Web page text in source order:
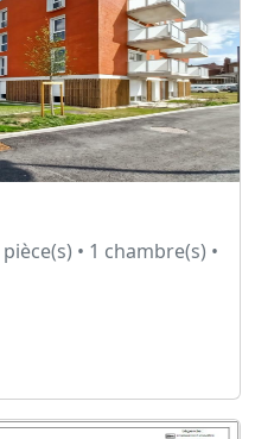
• 1 chambre(s) •